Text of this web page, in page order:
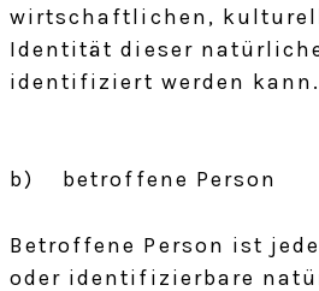
wirtschaftlichen,
Identität dieser
identifiziert werden kann.
b) betroffene Person
Betroffene Person ist
oder identifizierbare